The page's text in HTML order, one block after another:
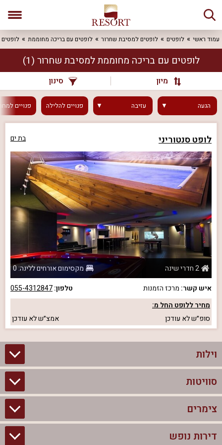
עמוד ראשי לופטים לופטים למסיבת שחרור לופטים עם בריכה מחוממת
לופטים עם בריכה מחוממת למסיבת שחרור (1)
מיון סינון
הגעה עזיבה פנוייםלהלילה פנויים
לופט סנטוריני בת ים
2 חדרי שינה
מקסימום אורחים ללינה: 0
איש קשר: מרכז הזמנות טלפון:055-4312847
מחיר ללופט החל מ:
סופ״שלא עודכן אמצ״שלא עודכן
וילות
וילות בצפון
וילות להשכרה
סוויטות
סוויטות בצפון
צימרים לזוגות עם בריכה פרטית
צימרים
צימרים בצפון
דירות נופש